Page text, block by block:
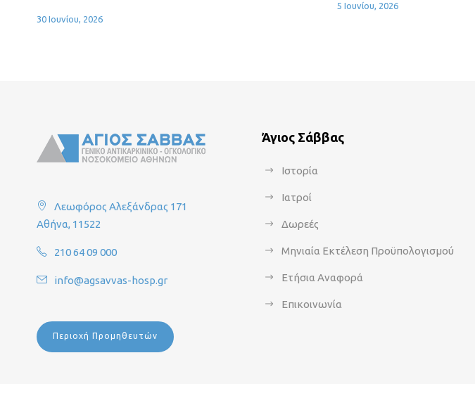
30 Ιουνίου, 2026
5 Ιουνίου, 2026
Λεωφόρος Αλεξάνδρας 171
Αθήνα, 11522
210 64 09 000
info@agsavvas-hosp.gr
Περιοχή Προμηθευτών
Άγιος Σάββας
Ιστορία
Ιατροί
Δωρεές
Μηνιαία Εκτέλεση Προϋπολογισμού
Ετήσια Αναφορά
Επικοινωνία